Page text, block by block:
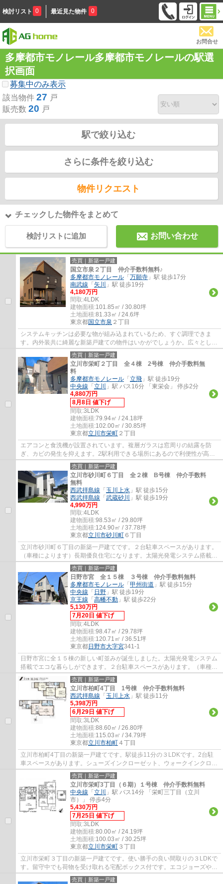
検討リスト 0 最近見た物件 0
お問合せ
多摩都市モノレール多摩都市モノレールの駅選
択画面
募集中のみ表示
該当物件 27 戸
販売数 20 戸
駅で絞り込む
さらに条件を絞り込む
物件リクエスト
チェックした物件をまとめて
検討リストに追加 お問い合わせ
売買｜新築一戸建
国立市泉２丁目 仲介手数料無料♪
多摩都市モノレール 「 万願寺 」駅 徒歩17分
南武線 「 矢川
」駅 徒歩19分
4,180万円
間取:4LDK
建物面積:101.85㎡ / 30.80坪
土地面積:81.33㎡ / 24.6坪
東京都国立市泉 ２丁目
システムキッチンは必要な物が組み込まれているため、すぐ調理できま
す。内外装共に綺麗な新築戸建ての物件はいかがでしょうか。広々とした
15帖以上のLDKのおかげで、日々の生活にゆと...
売買｜新築一戸建
立川市栄町２丁目 全４棟 2号棟 仲介手数料無
料
多摩都市モノレール 「 立飛 」駅 徒歩19分
中央線 「 立川
」駅 バス16分 「東栄会」 停歩2分
4,880万円
8月8日 値下げ
間取:3LDK
建物面積:79.94㎡ / 24.18坪
土地面積:102.00㎡ / 30.85坪
東京都立川市栄町 ２丁目
エアコンと食洗機が設置されています。複層ガラスは窓周りの結露を防
ぎ、カビの発生を抑えます。2駅利用できる場所にあるので利便性が高い
です。クロゼット各洋室にありますので、衣類...
売買｜新築一戸建
立川市砂川町６丁目 全２棟 B号棟 仲介手数料
無料
西武拝島線 「 玉川上水 」駅 徒歩15分
西武拝島線 「 武蔵砂川
」駅 徒歩19分
4,990万円
間取:4LDK
建物面積:98.53㎡ / 29.80坪
土地面積:124.90㎡ / 37.78坪
東京都立川市砂川町 ６丁目
立川市砂川町６丁目の新築一戸建てです。２台駐車スペースがあります。
（車種によります）長期優良住宅になります。太陽光発電システム搭載で
エコな暮らしができます。大型パントリー...
売買｜新築一戸建
日野市宮 全１５棟 ３号棟 仲介手数料無料
多摩都市モノレール 「 甲州街道 」駅 徒歩15分
中央線 「 日野 」駅 徒歩19分
京王線 「 高幡不動 」駅 徒歩22分
5,130万円
7月20日 値下げ
間取:4LDK
建物面積:98.47㎡ / 29.78坪
土地面積:120.71㎡ / 36.51坪
東京都日野市大字宮341-1
日野市宮に全１５棟の新しい町並みが誕生しました。太陽光発電システム
搭載でエコな暮らしができます。２台駐車スペースがあります。（車種に
よります）玄関は使い勝手の良いマルチエ...
売買｜新築一戸建
立川市柏町4丁目 1号棟 仲介手数料無料
西武拝島線 「 玉川上水 」駅 徒歩11分
5,398万円
6月29日 値下げ
間取:3LDK
建物面積:88.60㎡ / 26.80坪
土地面積:115.03㎡ / 34.79坪
東京都立川市柏町 ４丁目
立川市柏町4丁目の新築一戸建てです。駅徒歩11分の３LDKです。2台駐
車スペースがあります。シューズインクローゼット、ウォークインクロー
ゼット2か所があるので収納に困りません。立...
売買｜新築一戸建
立川市栄町3丁目（６期）１号棟 仲介手数料無料
中央線 「 立川
」駅 バス14分 「栄町三丁目（立川
市）」 停歩4分
5,430万円
7月25日 値下げ
間取:3LDK
建物面積:80.00㎡ / 24.19坪
土地面積:100.03㎡ / 30.25坪
東京都立川市栄町 ３丁目
立川市栄町３丁目の新築一戸建てです。使い勝手の良い間取りの３LDKで
す。留守中でも荷物を受け取れる宅配ボックス付です。エコジョーズや食
洗機等、設備も充実しています。立川市でお...
売買｜新築一戸建